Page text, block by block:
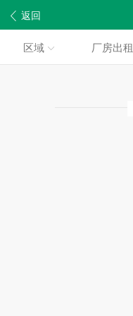
返回
区域 厂房出租